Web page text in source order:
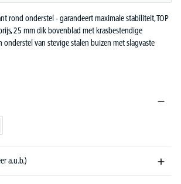
rond onderstel - garandeert maximale stabiliteit, TOP
25 mm dik bovenblad met krasbestendige
onderstel van stevige stalen buizen met slagvaste
a.u.b.)